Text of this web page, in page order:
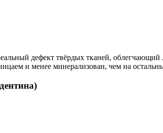
дефект твёрдых тканей,
и менее минерализован, чем на